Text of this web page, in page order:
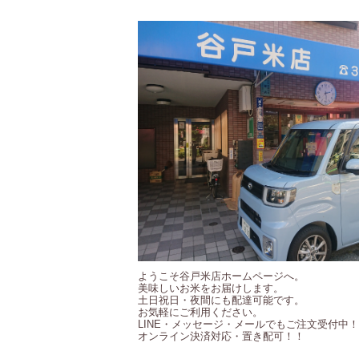
ようこそ谷戸米店ホームページへ。
美味しいお米をお届けします。
土日祝日・夜間にも配達可能です。
お気軽にご利用ください。
LINE・メッセージ・メールでもご注文受付中
オンライン決済対応・置き配可！！